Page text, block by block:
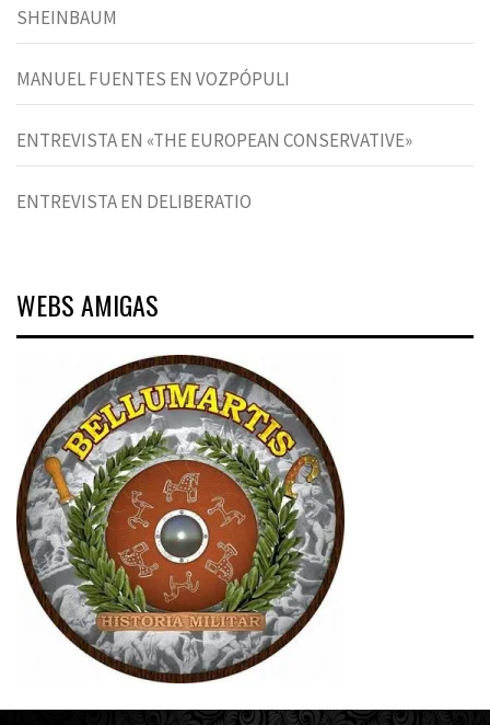
SHEINBAUM
MANUEL FUENTES EN VOZPÓPULI
ENTREVISTA EN «THE EUROPEAN CONSERVATIVE»
ENTREVISTA EN DELIBERATIO
WEBS AMIGAS